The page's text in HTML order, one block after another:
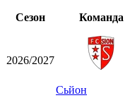
Сезон
Команда
2026/2027
Сьйон